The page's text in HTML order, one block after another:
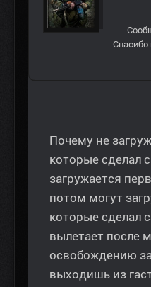
Спасибо
Почему не
которые сделал
загружается
потом могут
которые сделал
вылетает после
освобождению
выходишь из